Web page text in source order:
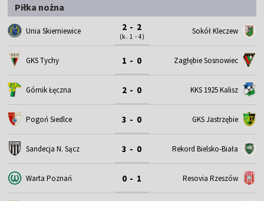
Piłka nożna
Unia Skierniewice 2 - 2
(k. 1 - 4)
Sokół Kleczew
GKS Tychy 1 - 0 Zagłębie Sosnowiec
Górnik Łęczna 2 - 0 KKS 1925 Kalisz
Pogoń Siedlce 3 - 0 GKS Jastrzębie
Sandecja N. Sącz 3 - 0 Rekord Bielsko-Biała
Warta Poznań 0 - 1 Resovia Rzeszów